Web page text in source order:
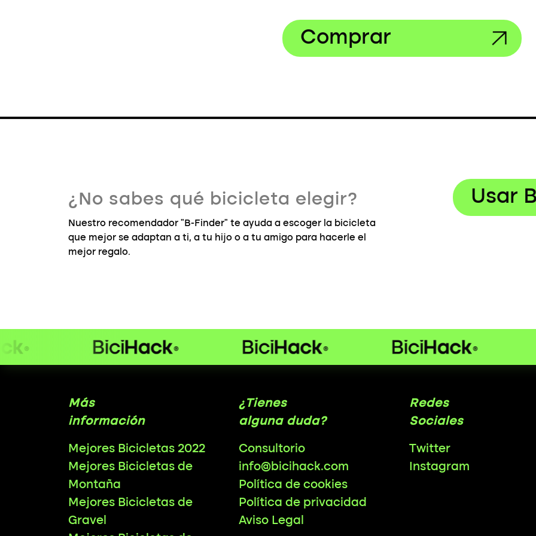
Comprar
¿No sabes qué bicicleta elegir?
Nuestro recomendador "B-Finder" te ayuda a escoger la bicicleta
que mejor se adaptan a ti, a tu hijo o a tu amigo para hacerle el
mejor regalo.
Usar
Más
información
Mejores Bicicletas 2022
Mejores Bicicletas de
Montaña
Mejores Bicicletas de
Gravel
¿Tienes
alguna duda?
Consultorio
info@bicihack.com
Política de cookies
Política de privacidad
Aviso Legal
Redes
Sociales
Twitter
Instagram